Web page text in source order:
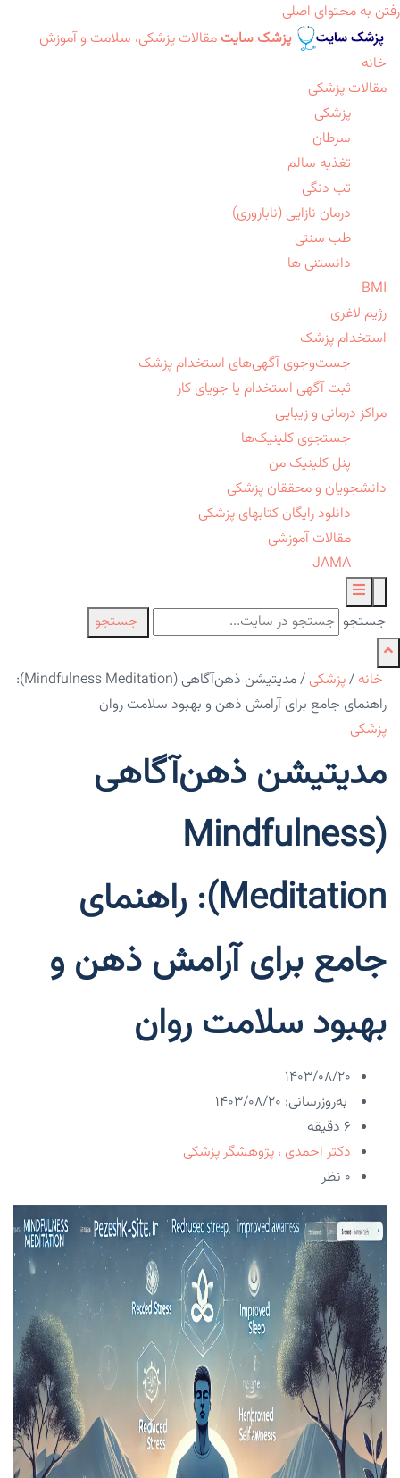
رفتن به محتوای اصلی
پزشک سایت مقالات پزشکی، سلامت و آموزش
خانه
مقالات پزشکی
پزشکی
سرطان
تغذیه سالم
تب دنگی
درمان نازایی (ناباروری)
طب سنتی
دانستنی ها
BMI
رژیم لاغری
استخدام پزشک
جست‌وجوی آگهی‌های استخدام پزشک
ثبت آگهی استخدام یا جویای کار
مراکز درمانی و زیبایی
جستجوی کلینیک‌ها
پنل کلینیک من
دانشجویان و محققان پزشکی
دانلود رایگان کتابهای پزشکی
مقالات آموزشی
JAMA
جستجو جستجو
خانه /پزشکی /
مدیتیشن ذهن‌آگاهی (Mindfulness Meditation):
راهنمای جامع برای آرامش ذهن و بهبود سلامت روان
پزشکی
مدیتیشن ذهن‌آگاهی
(Mindfulness
Meditation): راهنمای
جامع برای آرامش ذهن و
بهبود سلامت روان
۱۴۰۳/۰۸/۲۰
به‌روزرسانی: ۱۴۰۳/۰۸/۲۰
6 دقیقه
دکتر احمدی ، پژوهشگر پزشکی
۰ نظر